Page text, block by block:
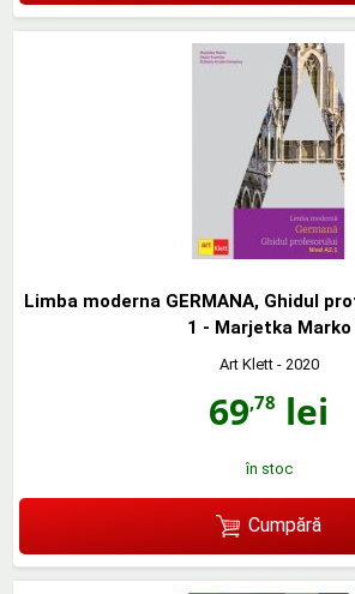
Limba moderna GERMANA, Ghidul
1 - Marjetka Marko
Art Klett- 2020
69,78 lei
în stoc
Cumpără